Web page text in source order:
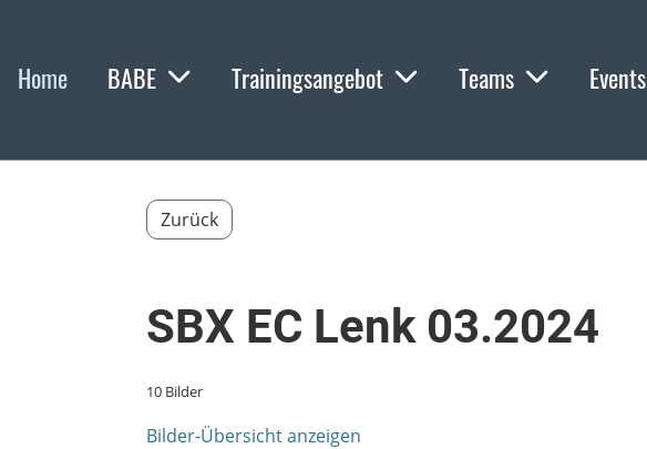
Home BABE Trainingsangebot Teams Events
Zurück
SBX EC Lenk 03.2024
10 Bilder
Bilder-Übersicht anzeigen